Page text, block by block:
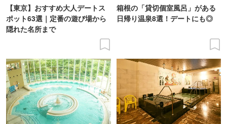
【東京】おすすめ大人デートス
ポット63選｜定番の遊び場から
隠れた名所まで
箱根の「貸切個室風呂」がある
日帰り温泉8選！デートにも◎